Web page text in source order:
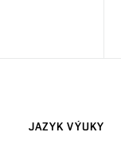
JAZYK VÝUKY